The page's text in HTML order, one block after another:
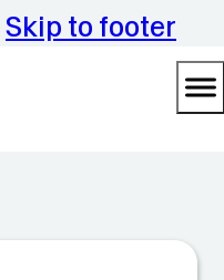
Skip to footer